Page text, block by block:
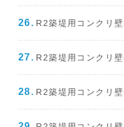
R2築堤用コンクリ
R2築堤用コンクリ
R2築堤用コンクリ